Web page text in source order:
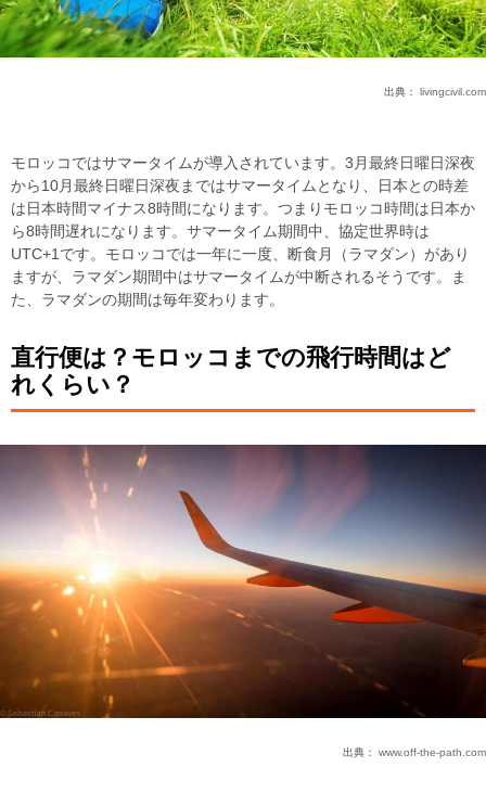
出典： livingcivil.com
モロッコではサマータイムが導入されています。3月最終日曜日深夜
から10月最終日曜日深夜まではサマータイムとなり、日本との時差
は日本時間マイナス8時間になります。つまりモロッコ時間は日本か
ら8時間遅れになります。サマータイム期間中、協定世界時は
UTC+1です。モロッコでは一年に一度、断食月（ラマダン）があり
ますが、ラマダン期間中はサマータイムが中断されるそうです。ま
た、ラマダンの期間は毎年変わります。
直行便は？モロッコまでの飛行時間はど
れくらい？
出典： www.off-the-path.com